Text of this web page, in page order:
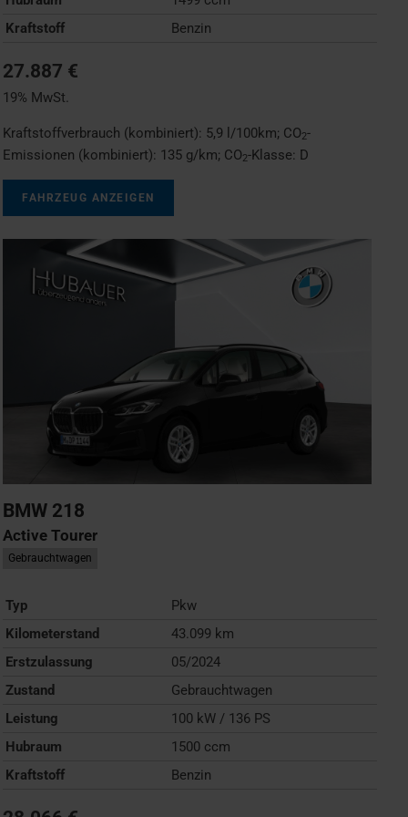
Kraftstoff
Benzin
27.887 €
19% MwSt.
Kraftstoffverbrauch (kombiniert): 5,9 l/100km; CO2-
Emissionen (kombiniert): 135 g/km; CO2-Klasse: D
FAHRZEUG ANZEIGEN
BMW 218
Active Tourer
Gebrauchtwagen
Typ
Pkw
Kilometerstand
43.099 km
Erstzulassung
05/2024
Zustand
Gebrauchtwagen
Leistung
100 kW / 136 PS
Hubraum
1500 ccm
Kraftstoff
Benzin